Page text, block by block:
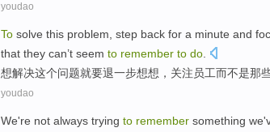
youdao
To solve this problem step back for a minute and
that they can’t seem to remember to do
想解决这个问题就要退一步想想 ， 关注员工而不是那
youdao
We're not always trying to remember something we